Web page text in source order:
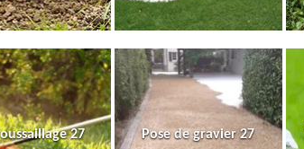
27 Pose de gravier 27